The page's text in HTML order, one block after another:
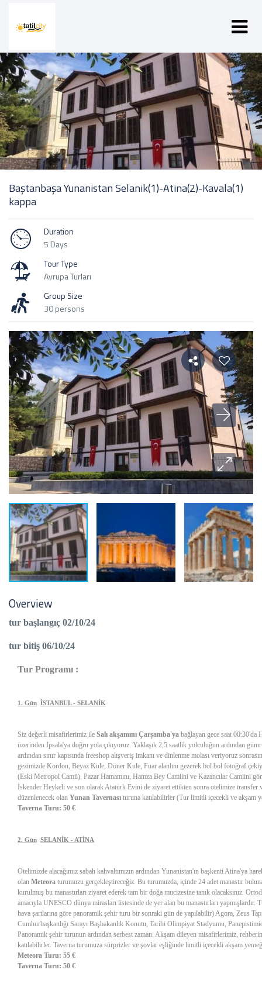
Baştanbaşa Yunanistan Selanik(1)-Atina(2)-Kavala(1)
kappa
Duration
5 Days
Tour Type
Avrupa Turları
Group Size
30 persons
Overview
tur başlangıç 02/10/24
tur bitiş 06/10/24
Tur Programı :
1. Gün İSTANBUL - SELANİK
Siz değerli misafirlerimiz ile Salı akşamını Çarşamba'ya bağlayan gece saat 00:30'da
üzerinden İpsala'ya doğru yola çıkıyoruz. Yaklaşık 2,5 saatlik yolculuğun ardından
ardından sınır kapısında freeshop alışveriş imkanı ve dinlenme molası veriyoruz
gezimizde Kordon, Beyaz Kule, Döner Kule, Fuar alanlını gezerek bol bol fotoğraf
(Eski Metropol Camii), Pazar Hamamını, Hamza Bey Camiini ve Kazancılar Camiini
İskender Heykeli ve son olarak Atatürk Evini de ziyaret ettikten sonra otelimize
düzenlenecek olan Yunan Tavernası turuna katılabilirler (Tur limitli içecekli ve akşam
Taverna Turu: 50 €
2. Gün SELANİK - ATİNA
Otelimizde alacağımız sabah kahvaltımızın ardından Yunanistan'ın başkenti Atina'ya
olan Meteora turumuzu gerçekleştireceğiz. Bu turumuzda, içinde 24 adet manastır
kurulmuş bu manastırları ziyaret ederek tam bir doğa mucizesine tanık olacaksınız.
amacıyla UNESCO dünya mirasları listesinde de yer alan bu manastırları
hava şartlarına göre panoramik şehir turu bir sonraki gün de yapılabilir) Agora, Zeus
Cumhurbaşkanlığı Sarayı Başbakanlık Konutu, Tarihi Olimpiyat Stadyumu,
Panoramik şehir turunun ardından serbest zaman. Akşam dileyen misafirlerimiz,
katılabilirler. Taverna turumuza sürprizler ve şovlar eşliğinde limitli içecekli akşam
Meteora Turu: 55 €
Taverna Turu: 50 €